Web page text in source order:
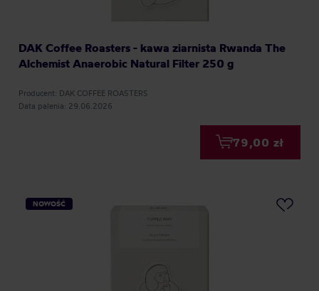
DAK Coffee Roasters - kawa ziarnista Rwanda The
Alchemist Anaerobic Natural Filter 250 g
Producent: DAK COFFEE ROASTERS
Data palenia: 29.06.2026
79,00 zł
NOWOŚĆ